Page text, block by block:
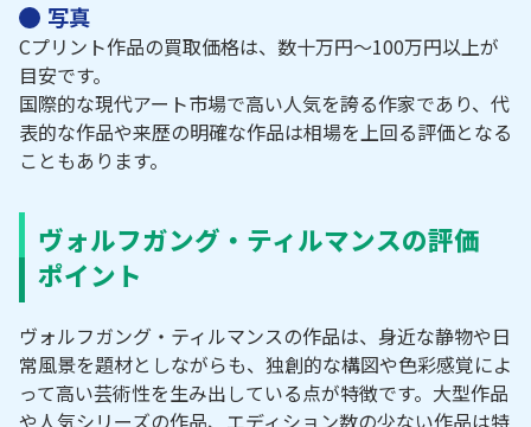
写真
Cプリント作品の買取価格は、数十万円～100万円以上が
目安です。
国際的な現代アート市場で高い人気を誇る作家であり、代
表的な作品や来歴の明確な作品は相場を上回る評価となる
こともあります。
ヴォルフガング・ティルマンスの評価
ポイント
ヴォルフガング・ティルマンスの作品は、身近な静物や日
常風景を題材としながらも、独創的な構図や色彩感覚によ
って高い芸術性を生み出している点が特徴です。大型作品